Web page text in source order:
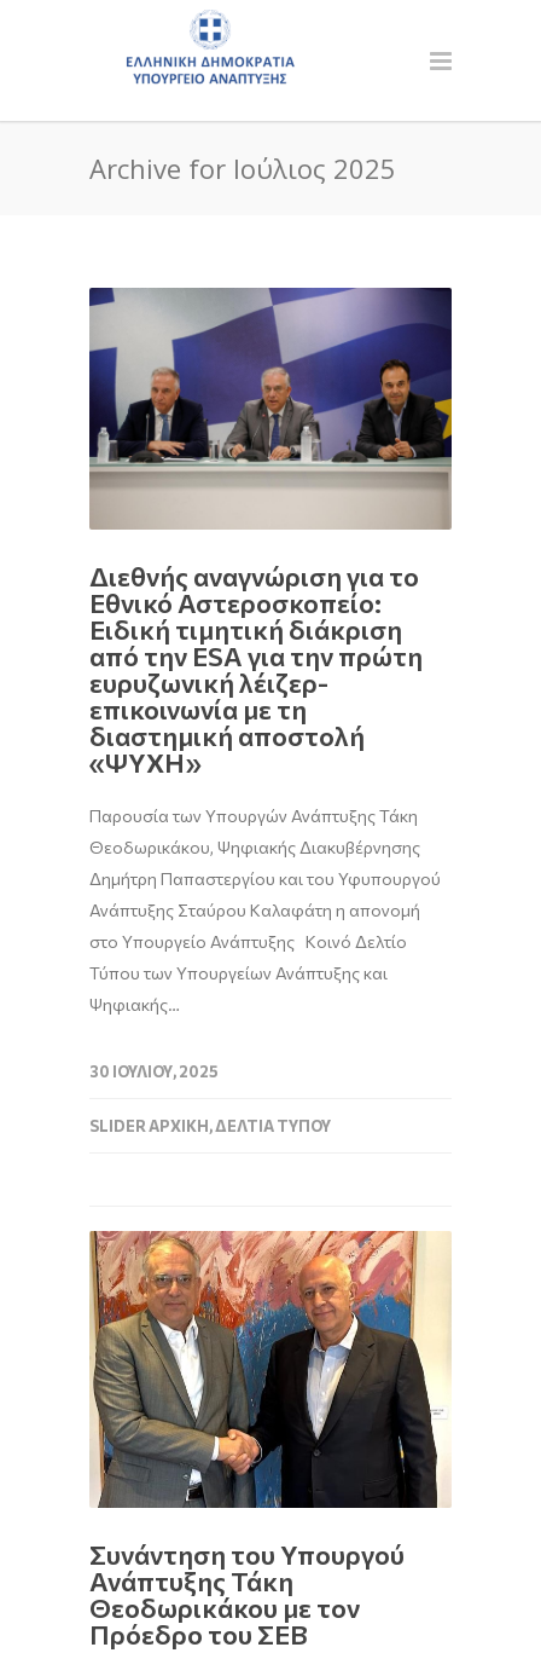
Archive for Ιούλιος 2025
Διεθνής αναγνώριση για το
Εθνικό Αστεροσκοπείο:
Ειδική τιμητική διάκριση
από την ESA για την πρώτη
ευρυζωνική λέιζερ-
επικοινωνία με τη
διαστημική αποστολή
«ΨΥΧΗ»
Παρουσία των Υπουργών Ανάπτυξης Τάκη
Θεοδωρικάκου, Ψηφιακής Διακυβέρνησης
Δημήτρη Παπαστεργίου και του Υφυπουργού
Ανάπτυξης Σταύρου Καλαφάτη η απονομή
στο Υπουργείο Ανάπτυξης Κοινό Δελτίο
Τύπου των Υπουργείων Ανάπτυξης και
Ψηφιακής…
30 ΙΟΥΛΊΟΥ, 2025
SLIDER ΑΡΧΙΚΉ,ΔΕΛΤΊΑ ΤΎΠΟΥ
Συνάντηση του Υπουργού
Ανάπτυξης Τάκη
Θεοδωρικάκου με τον
Πρόεδρο του ΣΕΒ